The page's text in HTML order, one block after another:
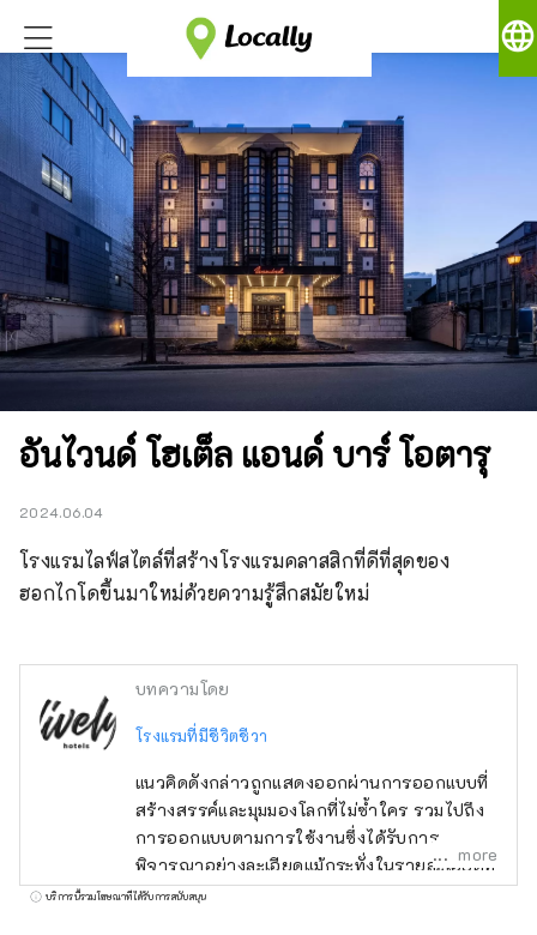
language
อันไวนด์ โฮเต็ล แอนด์ บาร์ โอตารุ
2024.06.04
โรงแรมไลฟ์สไตล์ที่สร้างโรงแรมคลาสสิกที่ดีที่สุดของ
ฮอกไกโดขึ้นมาใหม่ด้วยความรู้สึกสมัยใหม่
บทความโดย
โรงแรมที่มีชีวิตชีวา
แนวคิดดังกล่าวถูกแสดงออกผ่านการออกแบบที่
สร้างสรรค์และมุมมองโลกที่ไม่ซ้ำใคร รวมไปถึง
การออกแบบตามการใช้งานซึ่งได้รับการ
พิจารณาอย่างละเอียดแม้กระทั่งในรายละเอียดที่
เล็กที่สุด ซึ่งช่วยให้เกิดความรู้สึกถึงความพิเศษ
more
บริการนี้รวมโฆษณาที่ได้รับการสนับสนุน